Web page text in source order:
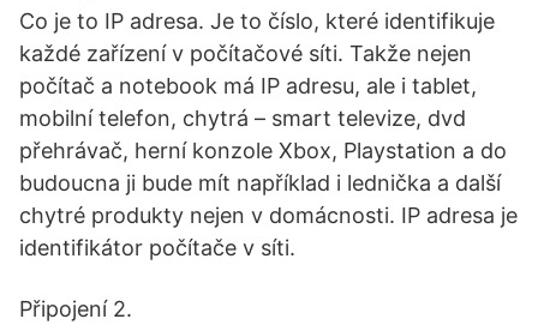
Co je to IP adresa. Je to číslo, které identifikuje
každé zařízení v počítačové síti. Takže nejen
počítač a notebook má IP adresu, ale i tablet,
mobilní telefon, chytrá – smart televize, dvd
přehrávač, herní konzole Xbox, Playstation a do
budoucna ji bude mít například i lednička a další
chytré produkty nejen v domácnosti. IP adresa je
identifikátor počítače v síti.
Připojení 2.